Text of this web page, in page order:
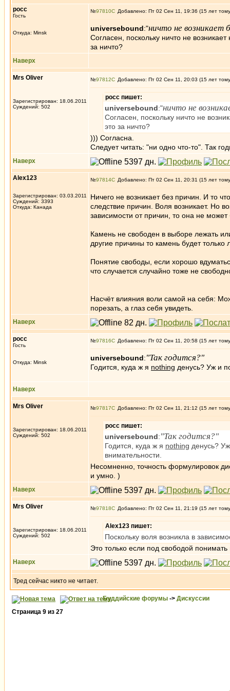
росс
Гость
Откуда: Minsk
№97810 Добавлено: Пт 02 Сен 11, 19:36 (15 лет
universebound:"ничто не возникает
Согласен, поскольку ничто не
за ничто?
Наверх
Mrs Oliver
Зарегистрирован: 18.06.2011
Суждений: 502
№97812 Добавлено: Пт 02 Сен 11, 20:03 (15 лет
росс пишет:
universebound:"ничто не
Согласен, поскольку ничто не
это за ничто?
))) Согласна.
Следует читать: "ни одно что-то". Так
Наверх
Alex123
Зарегистрирован: 03.03.2011
Суждений: 3393
Откуда: Канада
№97814 Добавлено: Пт 02 Сен 11, 20:31 (15 лет
Ничего не возникает без причин. И то
следствие причин. Воля возникает. Но
зависимости от причин, то она не
Камень не свободен в выборе лежать
другие причины то камень будет только
Понятие свободы, если хорошо
что случается случайно тоже не
Насчёт влияния воли самой на себя:
порезать, а глаз себя увидеть.
Наверх
росс
Гость
Откуда: Minsk
№97816 Добавлено: Пт 02 Сен 11, 20:58 (15 лет
universebound:"Так годится?"
Годится, куда ж я nothing денусь? Уж и
Наверх
Mrs Oliver
Зарегистрирован: 18.06.2011
Суждений: 502
№97817 Добавлено: Пт 02 Сен 11, 21:12 (15 лет
росс пишет:
universebound:"Так годится?"
Годится, куда ж я nothing денусь?
внимательности.
Несомненно, точность формулировок
и умно. )
Наверх
Mrs Oliver
Зарегистрирован: 18.06.2011
Суждений: 502
№97818 Добавлено: Пт 02 Сен 11, 21:19 (15 лет
Alex123 пишет:
Поскольку воля возникла в
Это только если под свободой
Наверх
Тред сейчас никто не читает.
Буддийские форумы -> Дискуссии
Страница 9 из 27